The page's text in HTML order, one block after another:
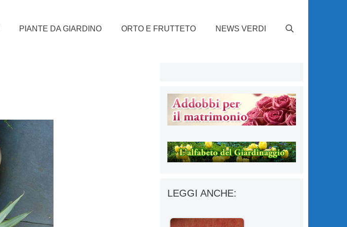
PIANTE DA GIARDINO ORTO E FRUTTETO NEWS VERDI
LEGGI ANCHE: